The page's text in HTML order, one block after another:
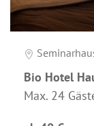
Bio Hotel
Max. 24